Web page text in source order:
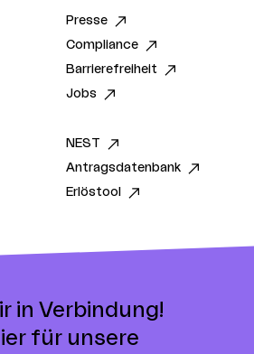
in Verbindung!
für unsere
Presse
Compliance
Barrierefreiheit
Jobs
NEST
Antragsdatenbank
Erlöstool